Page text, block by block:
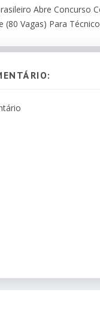
Abre Concurso
(80 Vagas) Para